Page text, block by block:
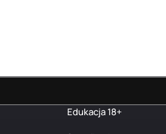
Edukacja 18+